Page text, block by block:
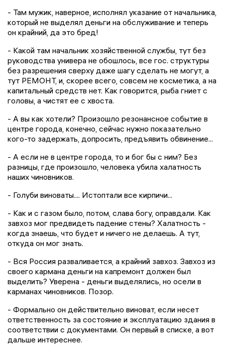
- Там мужик, наверное, исполнял указание от начальника,
который не выделял деньги на обслуживание и теперь
он крайний, да это бред!
- Какой там начальник хозяйственной службы, тут без
руководства универа не обошлось, все гос. структуры
без разрешения сверху даже шагу сделать не могут, а
тут РЕМОНТ, и, скорее всего, совсем не косметика, а на
капитальный средств нет. Как говорится, рыба гниет с
головы, а чистят ее с хвоста.
- А вы как хотели? Произошло резонансное событие в
центре города, конечно, сейчас нужно показательно
кого-то задержать, допросить, предъявить обвинение...
- А если не в центре города, то и бог бы с ним? Без
разницы, где произошло, человека убила халатность
наших чиновников.
- Голуби виноваты.... Истоптали все кирпичи...
- Как и с газом было, потом, слава богу, оправдали. Как
завхоз мог предвидеть падение стены? Халатность -
когда знаешь, что будет и ничего не делаешь. А тут,
откуда он мог знать.
- Вся Россия разваливается, а крайний завхоз. Завхоз из
своего кармана деньги на капремонт должен был
выделить? Уверена - деньги выделялись, но осели в
карманах чиновников. Позор.
- Формально он действительно виноват, если несет
ответственность за состояние и эксплуатацию здания в
соответствии с документами. Он первый в списке, а вот
дальше интереснее.